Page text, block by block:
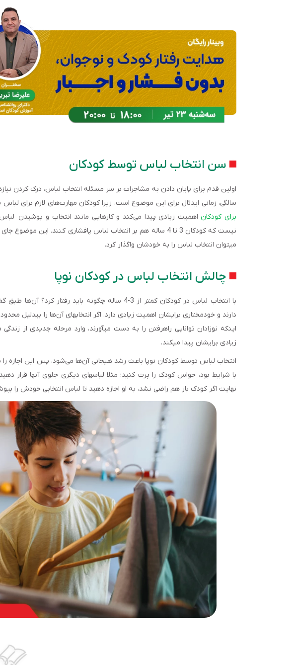
سن انتخاب لباس توسط کودکان
سالگی، زمانی ایدئال برای این موضوع است، زیرا کودکان مهارت‌های لازم برای لباس
برای کودکان اهمیت زیادی پیدا می‌کند و کارهایی مانند انتخاب و پوشیدن
نیست که کودکان 3 تا 4 ساله هم بر انتخاب لباس پافشاری کنند. این
می­توان انتخاب لباس را به خودشان واگذار کرد.
چالش انتخاب لباس در کودکان نوپا
با انتخاب لباس در کودکان کمتر از 3-4 ساله چگونه
دارند و خودمختاری برای­شان اهمیت زیادی دارد. اگر انتخاب­های آن‌ها را بی­دلیل
اینکه نوزادان توانایی راه­رفتن را به دست می­آورند، وارد مرحله جدیدی از
زیادی برای­شان پیدا می­کند.
انتخاب لباس توسط کودکان نوپا باعث رشد هیجانی آن‌ها می‌شود، پس این اجازه را
با شرایط بود، حواس کودک را پرت کنید؛ مثلا لباس­های دیگری جلوی آن­ها قرار
نهایت اگر کودک باز هم راضی نشد، به او اجازه دهید تا لباس انتخابی خودش را